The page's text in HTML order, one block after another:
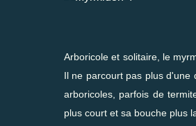
Arboricole et solitaire, le
Il ne parcourt pas plus d'une
arboricoles, parfois de
plus court et sa bouche plus